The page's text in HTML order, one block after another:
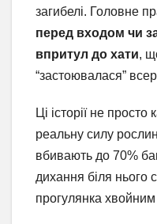
загибелі. Головне
перед входом чи
впритул до хати,
“застоювалася”
Ці історії не
реальну силу
вбивають до 70%
дихання біля нього
прогулянка хвойним